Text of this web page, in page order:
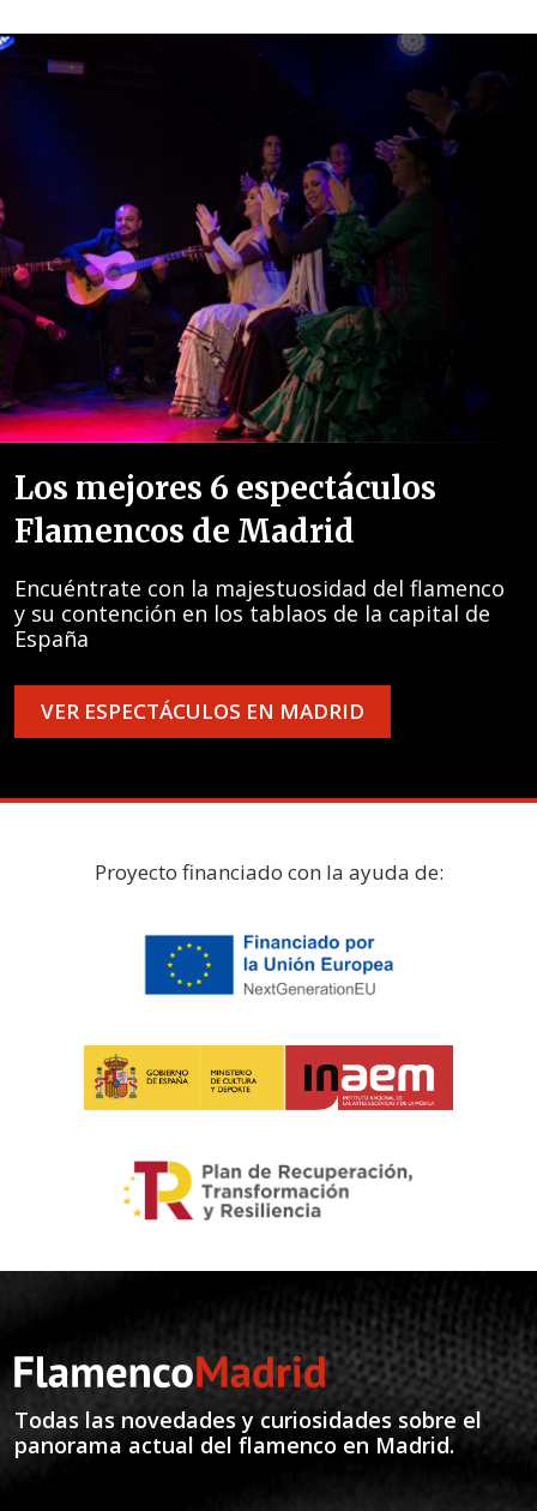
Los mejores 6 espectáculos
Flamencos de Madrid
Encuéntrate con la majestuosidad del flamenco
y su contención en los tablaos de la capital de
España
VER ESPECTÁCULOS EN MADRID
Proyecto financiado con la ayuda de:
Todas las novedades y curiosidades sobre el
panorama actual del flamenco en Madrid.